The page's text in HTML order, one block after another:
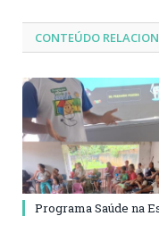
CONTEÚDO
Programa Saúde na